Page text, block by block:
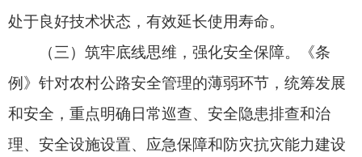
农村公路高质量发展需要法规、政策、标准综
域法规、政策、标准逐步建立健全，《农村公路建
设管理办法》、《农村公路养护管理办法》等部门
规章印发实施，《关于推动“四好农村路”高质量发
展的指导意见》等政策文件颁布出台，《小交通量